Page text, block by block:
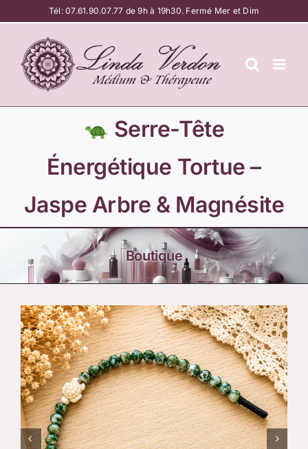
au
contenu
Tél:07.61.90.07.77 de 9h à 19h30. Fermé Mer et Dim
Serre-Tête
Énergétique Tortue –
Jaspe Arbre & Magnésite
Boutique